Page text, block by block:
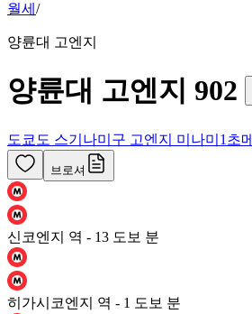
월세 /
양륜대 고엔지
양륜대 고엔지 902
도쿄도 스기나미구 고엔지 미나미1초메
브로셔
신코엔지 역 - 13 도보 분
히가시코엔지 역 - 1 도보 분